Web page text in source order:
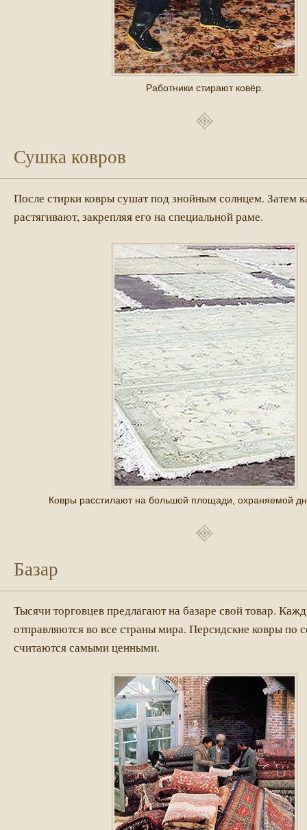
Работники стирают ковёр.
Сушка ковров
После стирки ковры сушат под знойным солнцем. Затем
растягивают, закрепляя его на специальной раме.
Ковры расстилают на большой площади, охраняемой
Базар
Тысячи торговцев предлагают на базаре свой товар.
отправляются во все страны мира. Персидские ковры по
считаются самыми ценными.